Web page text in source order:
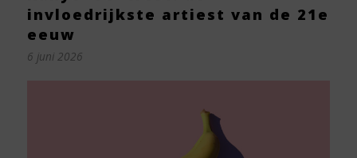
invloedrijkste artiest van de 21e
eeuw
6 juni 2026